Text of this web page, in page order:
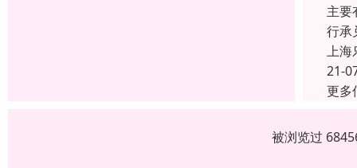
主
行承
上海
21-
更多
被浏览过